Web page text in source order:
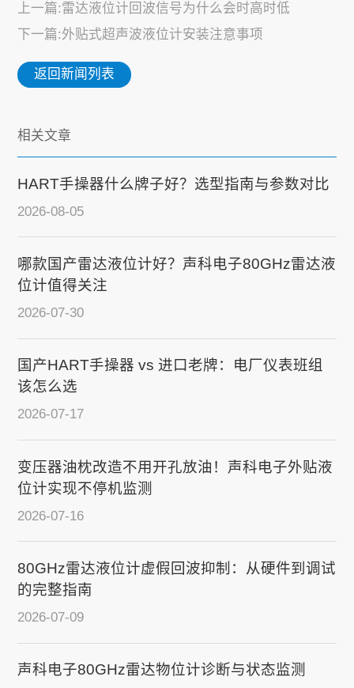
上一篇:雷达液位计回波信号为什么会时高时低
下一篇:外贴式超声波液位计安装注意事项
返回新闻列表
相关文章
HART手操器什么牌子好？选型指南与参数对比
2026-08-05
哪款国产雷达液位计好？声科电子80GHz雷达液
位计值得关注
2026-07-30
国产HART手操器 vs 进口老牌：电厂仪表班组
该怎么选
2026-07-17
变压器油枕改造不用开孔放油！声科电子外贴液
位计实现不停机监测
2026-07-16
80GHz雷达液位计虚假回波抑制：从硬件到调试
的完整指南
2026-07-09
声科电子80GHz雷达物位计诊断与状态监测